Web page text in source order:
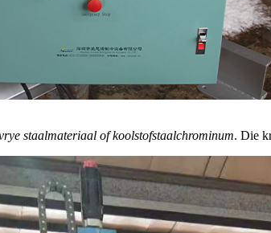
staalmateriaal of koolstofstaalchrominum. Die